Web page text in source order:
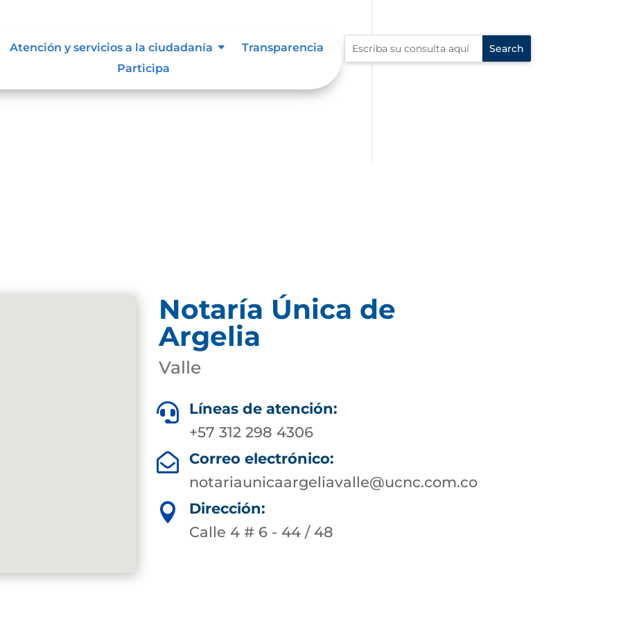
Atención y servicios a la ciudadanía
Transparencia
Participa
Try refining your search, or use the navigation
Notaría Única de
Argelia
Valle

Líneas de atención:
+57 312 298 4306

Correo electrónico:
notariaunicaargeliavalle@ucnc.com.co

Dirección:
Calle 4 # 6 - 44 / 48